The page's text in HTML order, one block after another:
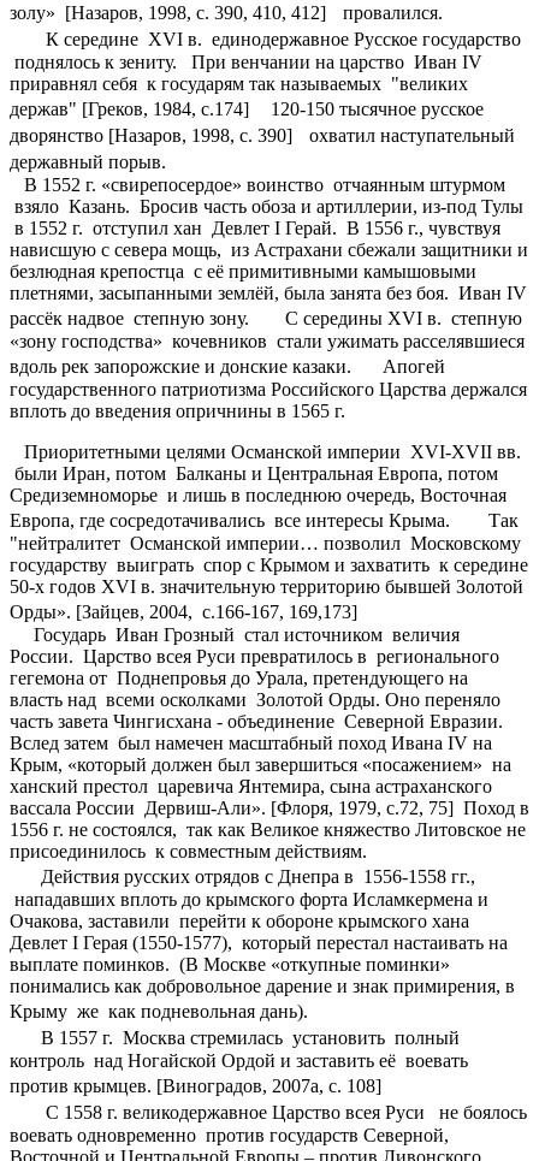
золу» [Назаров, 1998, с. 390, 410, 412] провалился.
К середине XVI в. единодержавное Русское государство
поднялось к зениту. При венчании на царство Иван IV
приравнял себя к государям так называемых "великих
держав" [Греков, 1984, с.174] 120-150 тысячное русское
дворянство [Назаров, 1998, с. 390] охватил наступательный
державный порыв.
В 1552 г. «свирепосердое» воинство отчаянным штурмом
взяло Казань. Бросив часть обоза и артиллерии, из-под Тулы
в 1552 г. отступил хан Девлет I Герай. В 1556 г., чувствуя
нависшую с севера мощь, из Астрахани сбежали защитники и
безлюдная крепостца с её примитивными камышовыми
плетнями, засыпанными землёй, была занята без боя. Иван IV
рассёк надвое степную зону. С середины XVI в. степную
«зону господства» кочевников стали ужимать расселявшиеся
вдоль рек запорожские и донские казаки. Апогей
государственного патриотизма Российского Царства держался
вплоть до введения опричнины в 1565 г.
Приоритетными целями Османской империи XVI-XVII вв.
были Иран, потом Балканы и Центральная Европа, потом
Средиземноморье и лишь в последнюю очередь, Восточная
Европа, где сосредотачивались все интересы Крыма. Так
"нейтралитет Османской империи… позволил Московскому
государству выиграть спор с Крымом и захватить к середине
50-х годов XVI в. значительную территорию бывшей Золотой
Орды». [Зайцев, 2004, с.166-167, 169,173]
Государь Иван Грозный стал источником величия
России. Царство всея Руси превратилось в регионального
гегемона от Поднепровья до Урала, претендующего на
власть над всеми осколками Золотой Орды. Оно переняло
часть завета Чингисхана - объединение Северной Евразии.
Вслед затем был намечен масштабный поход Ивана IV на
Крым, «который должен был завершиться «посажением» на
ханский престол царевича Янтемира, сына астраханского
вассала России Дервиш-Али». [Флоря, 1979, с.72, 75] Поход в
1556 г. не состоялся, так как Великое княжество Литовское не
присоединилось к совместным действиям.
Действия русских отрядов с Днепра в 1556-1558 гг.,
нападавших вплоть до крымского форта Исламкермена и
Очакова, заставили перейти к обороне крымского хана
Девлет I Герая (1550-1577), который перестал настаивать на
выплате поминков. (В Москве «откупные поминки»
понимались как добровольное дарение и знак примирения, в
Крыму же как подневольная дань).
В 1557 г. Москва стремилась установить полный
контроль над Ногайской Ордой и заставить её воевать
против крымцев. [Виноградов, 2007а, с. 108]
С 1558 г. великодержавное Царство всея Руси не боялось
воевать одновременно против государств Северной,
Восточной и Центральной Европы – против Ливонского